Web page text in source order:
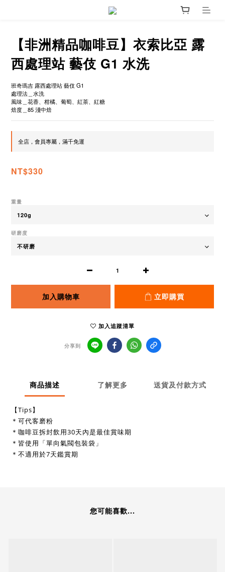
【非洲精品咖啡豆】衣索比亞 露
西處理站 藝伎 G1 水洗
班奇瑪吉 露西處理站 藝伎 G1
處理法＿水洗
風味＿花香、柑橘、葡萄、紅茶、紅糖
焙度＿85 淺中焙
全店，會員專屬，滿千免運
NT$330
重量
研磨度
加入購物車 立即購買
加入追蹤清單
分享到
商品描述 了解更多 送貨及付款方式
【Tips】
＊可代客磨粉
＊咖啡豆拆封飲用30天內是最佳賞味期
＊皆使用「單向氣閥包裝袋」
＊不適用於7天鑑賞期
您可能喜歡...